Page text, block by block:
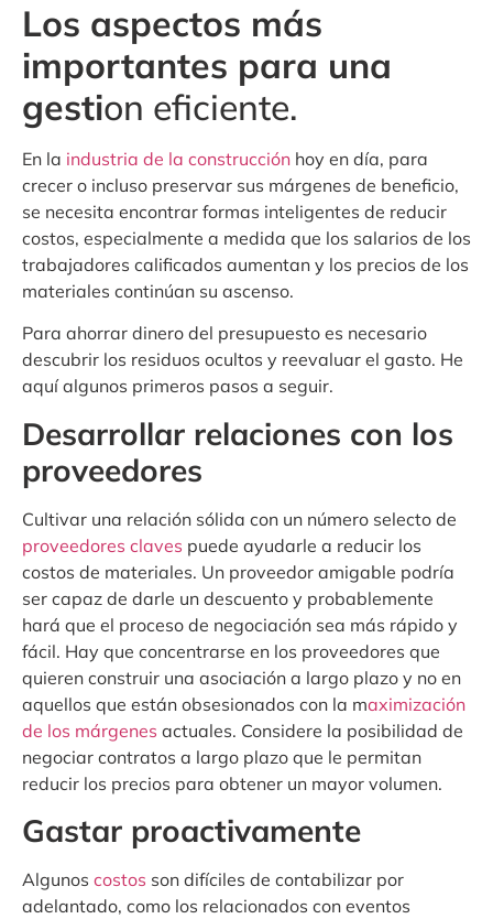
Los aspectos más
importantes para una
gestion eficiente.
En la industria de la construcción hoy en día, para
crecer o incluso preservar sus márgenes de beneficio,
se necesita encontrar formas inteligentes de reducir
costos, especialmente a medida que los salarios de los
trabajadores calificados aumentan y los precios de los
materiales continúan su ascenso.
Para ahorrar dinero del presupuesto es necesario
descubrir los residuos ocultos y reevaluar el gasto. He
aquí algunos primeros pasos a seguir.
Desarrollar relaciones con los
proveedores
Cultivar una relación sólida con un número selecto de
proveedores claves puede ayudarle a reducir los
costos de materiales. Un proveedor amigable podría
ser capaz de darle un descuento y probablemente
hará que el proceso de negociación sea más rápido y
fácil. Hay que concentrarse en los proveedores que
quieren construir una asociación a largo plazo y no en
aquellos que están obsesionados con la maximización
de los márgenes actuales. Considere la posibilidad de
negociar contratos a largo plazo que le permitan
reducir los precios para obtener un mayor volumen.
Gastar proactivamente
Algunos costos son difíciles de contabilizar por
adelantado, como los relacionados con eventos